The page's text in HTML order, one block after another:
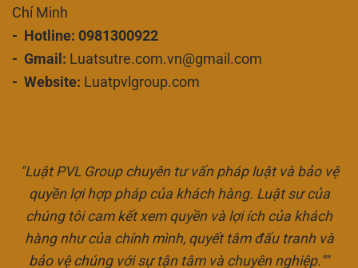
Chí Minh
- Hotline: 0981300922
- Gmail: Luatsutre.com.vn@gmail.com
- Website: Luatpvlgroup.com
"Luật PVL Group chuyên tư vấn pháp luật và bảo vệ
quyền lợi hợp pháp của khách hàng. Luật sư của
chúng tôi cam kết xem quyền và lợi ích của khách
hàng như của chính mình, quyết tâm đấu tranh và
bảo vệ chúng với sự tận tâm và chuyên nghiệp.""